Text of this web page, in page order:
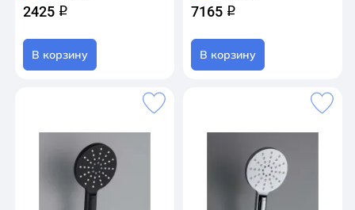
2425 q
В корзину
7165 q
В корзину